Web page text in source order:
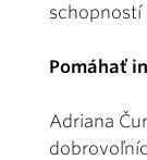
schopností
Pomáhať
Adriana